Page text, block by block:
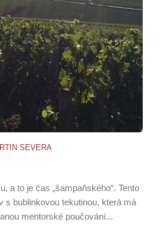
SEVERA
a to je čas „šampaňského“. Tento
s bublinkovou tekutinou, která má
mentorské poučování...